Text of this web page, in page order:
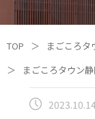
TOP ＞
まごころタ
＞
まごころタウン
2023.10.14